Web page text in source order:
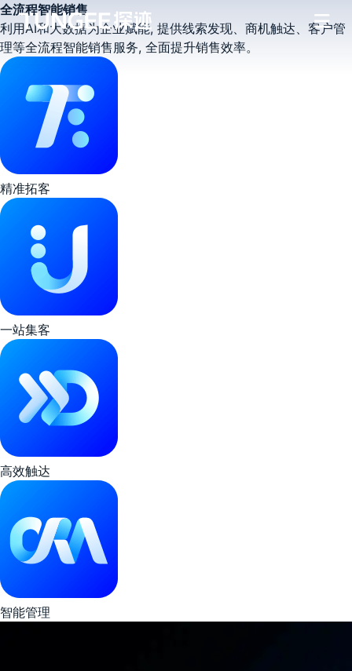
全流程智能销售
利用AI和大数据为企业赋能, 提供线索发现、商机触达、客户管
理等全流程智能销售服务, 全面提升销售效率。
精准拓客
一站集客
高效触达
智能管理